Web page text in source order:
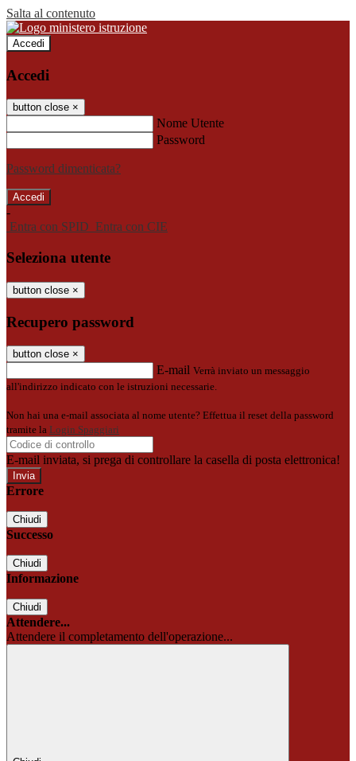
Salta al contenuto
Accedi
Accedi
button close ×
Nome Utente
Password
Password dimenticata?
-
Entra con SPID Entra con CIE
Seleziona utente
button close ×
Recupero password
button close ×
E-mail Verrà inviato un messaggio
all'indirizzo indicato con le istruzioni necessarie.
Non hai una e-mail associata al nome utente? Effettua il reset della password
tramite la Login Spaggiari
E-mail inviata, si prega di controllare la casella di posta elettronica!
Errore
Chiudi
Successo
Chiudi
Informazione
Chiudi
Attendere...
Attendere il completamento dell'operazione...